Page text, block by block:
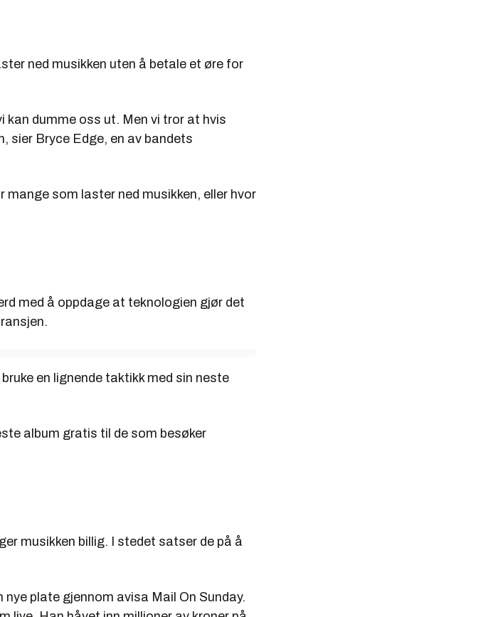
ned musikken uten å betale et øre for
kan dumme oss ut. Men vi tror at hvis
sier Bryce Edge, en av bandets
mange som laster ned musikken, eller hvor
med å oppdage at teknologien gjør det
en lignende taktikk med sin neste
album gratis til de som besøker
musikken billig. I stedet satser de på å
plate gjennom avisa Mail On Sunday.